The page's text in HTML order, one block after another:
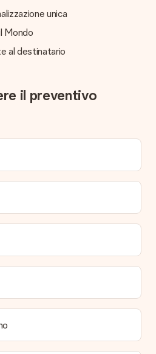
unica
Mondo
al destinatario
il preventivo